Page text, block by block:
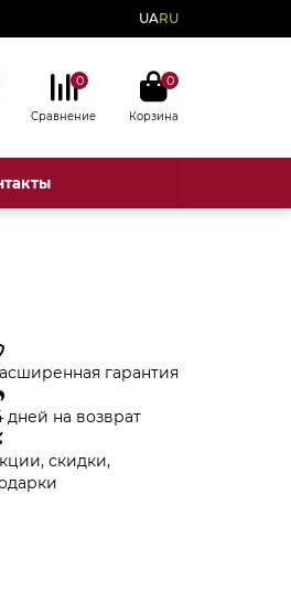
UARU
0
Сравнение
0
Корзина
гарантия
дней на возврат
скидки,